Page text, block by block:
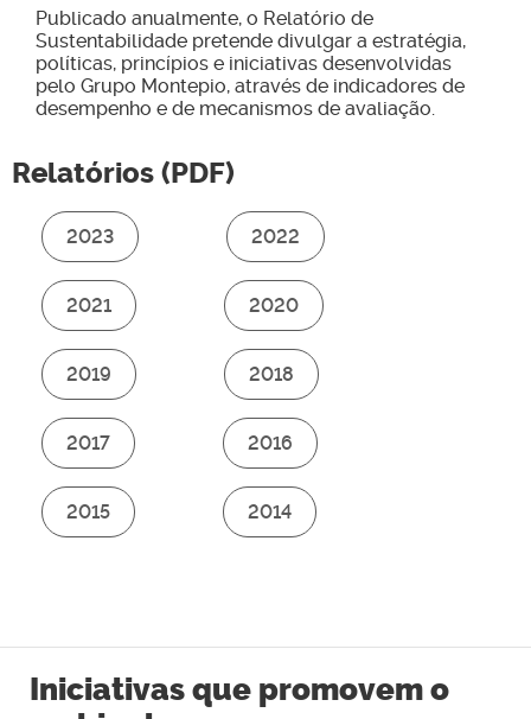
Publicado anualmente, o Relatório de
Sustentabilidade pretende divulgar a estratégia,
políticas, princípios e iniciativas desenvolvidas
pelo Grupo Montepio, através de indicadores de
desempenho e de mecanismos de avaliação.
Relatórios (PDF)
2023 2022
2021 2020
2019 2018
2017 2016
2015 2014
Iniciativas que promovem o